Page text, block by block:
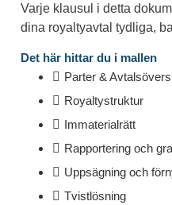
Varje klausul i detta
dina royaltyavtal tydliga,
Det här hittar du i mallen
Parter &
Royaltystruktur
Immaterialrätt
Rapportering och
Uppsägning och
Tvistlösning